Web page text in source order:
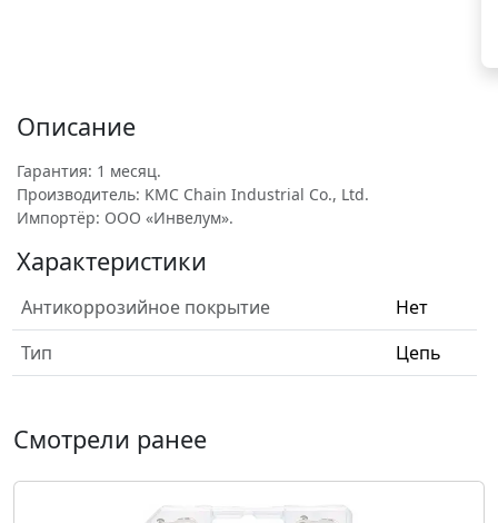
Описание
Гарантия: 1 месяц.
Производитель: KMC Chain Industrial Co., Ltd.
Импортёр: ООО «Инвелум».
Характеристики
Антикоррозийное покрытие
Нет
Тип
Цепь
Смотрели ранее